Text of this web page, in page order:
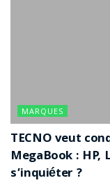
MARQUES
TECNO veut
MegaBook : HP,
s’inquiéter ?